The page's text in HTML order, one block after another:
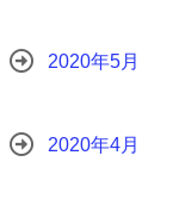
2020年5月
2020年4月